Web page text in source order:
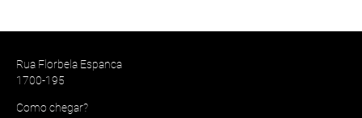
Rua Florbela Espanca
1700-195
Como chegar?